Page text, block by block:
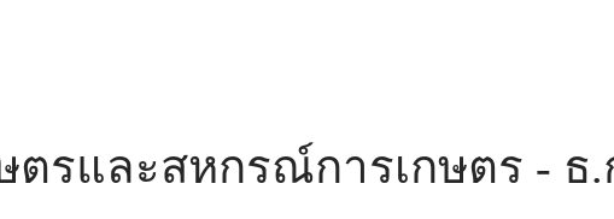
ตรและสหกรณ์การเกษตร - ธ.